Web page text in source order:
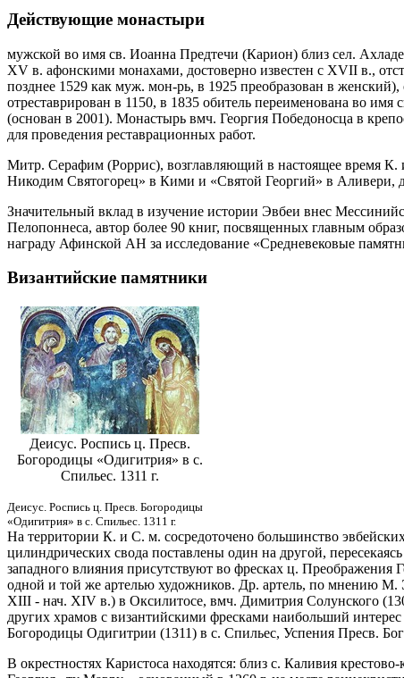
Действующие монастыри
мужской во имя св. Иоанна Предтечи (Карион) близ сел.
XV в. афонскими монахами, достоверно известен с XVII в.,
позднее 1529 как муж. мон-рь, в 1925 преобразован в
отреставрирован в 1150, в 1835 обитель переименована во имя
(основан в 2001). Монастырь вмч. Георгия Победоносца в
для проведения реставрационных работ.
Митр. Серафим (Роррис), возглавляющий в настоящее время К.
Никодим Святогорец» в Кими и «Святой Георгий» в
Значительный вклад в изучение истории Эвбеи внес
Пелопоннеса, автор более 90 книг, посвященных главным
награду Афинской АН за исследование «Средневековые
Византийские памятники
Деисус. Роспись ц. Пресв.
Богородицы «Одигитрия» в с.
Спильес. 1311 г.
Деисус. Роспись ц. Пресв. Богородицы
«Одигитрия» в с. Спильес. 1311 г.
На территории К. и С. м. сосредоточено большинство
цилиндрических свода поставлены один на другой,
западного влияния присутствуют во фресках ц.
одной и той же артелью художников. Др. артель, по мнению
XIII - нач. XIV в.) в Оксилитосе, вмч. Димитрия Солунского
других храмов с византийскими фресками наибольший
Богородицы Одигитрии (1311) в с. Спильес, Успения Пресв.
В окрестностях Каристоса находятся: близ с. Каливия